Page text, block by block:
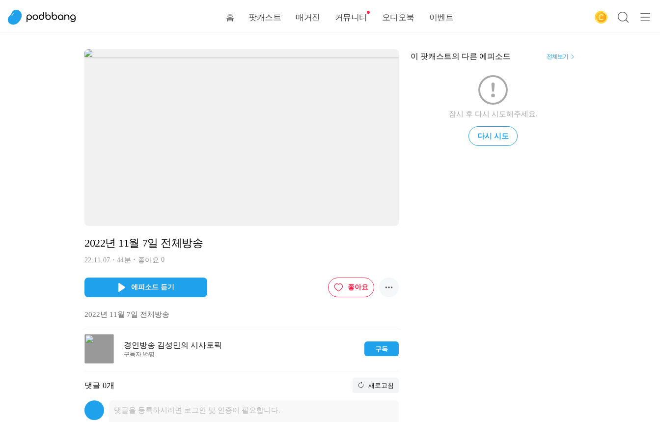
홈 팟캐스트 매거진 커뮤니티 오디오북 이벤트
2022년 11월 7일 전체방송
22.11.07 44분 좋아요0
에피소드 듣기 좋아요
2022년 11월 7일 전체방송
경인방송 김성민의 시사토픽
구독자 95명
구독
댓글 0개 새로고침
이 팟캐스트의 다른 에피소드 전체보기
잠시 후 다시 시도해주세요.
다시 시도